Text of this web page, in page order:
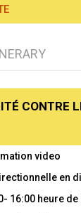
CONTRE
video
en
16:00 heure de